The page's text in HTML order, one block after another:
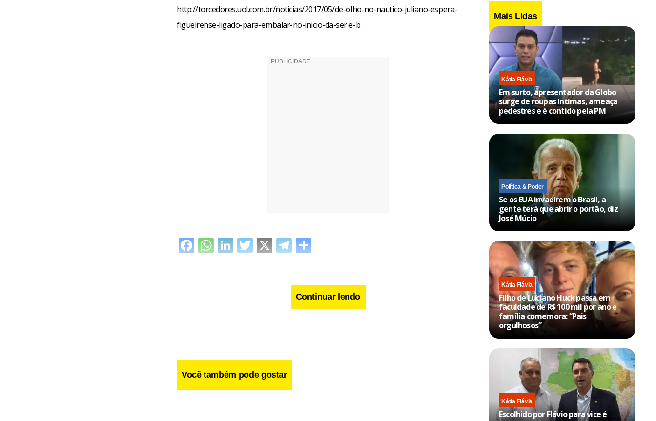
http://torcedores.uol.com.br/noticias/2017/05/de-olho-no-nautico-juliano-espera-
figueirense-ligado-para-embalar-no-inicio-da-serie-b
Facebook
WhatsApp
LinkedIn
Twitter
X Telegram
Continuar lendo
Você também pode gostar
Mais Lidas
Kátia Flávia
Em surto, apresentador da Globo
surge de roupas íntimas, ameaça
pedestres e é contido pela PM
Política & Poder
Se os EUA invadirem o Brasil, a
gente terá que abrir o portão, diz
José Múcio
Kátia Flávia
Filho de Luciano Huck passa em
faculdade de R$ 100 mil por ano e
família comemora: “Pais
orgulhosos”
Kátia Flávia
Escolhido por Flávio para vice é